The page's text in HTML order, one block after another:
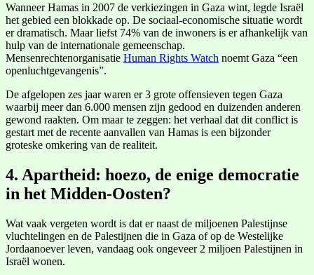
Wanneer Hamas in 2007 de verkiezingen in Gaza wint, legde Israël
het gebied een blokkade op. De sociaal-economische situatie wordt
er dramatisch. Maar liefst 74% van de inwoners is er afhankelijk van
hulp van de internationale gemeenschap.
Mensenrechtenorganisatie Human Rights Watch noemt Gaza “een
openluchtgevangenis”.
De afgelopen zes jaar waren er 3 grote offensieven tegen Gaza
waarbij meer dan 6.000 mensen zijn gedood en duizenden anderen
gewond raakten. Om maar te zeggen: het verhaal dat dit conflict is
gestart met de recente aanvallen van Hamas is een bijzonder
groteske omkering van de realiteit.
4. Apartheid: hoezo, de enige democratie
in het Midden-Oosten?
Wat vaak vergeten wordt is dat er naast de miljoenen Palestijnse
vluchtelingen en de Palestijnen die in Gaza of op de Westelijke
Jordaanoever leven, vandaag ook ongeveer 2 miljoen Palestijnen in
Israël wonen.